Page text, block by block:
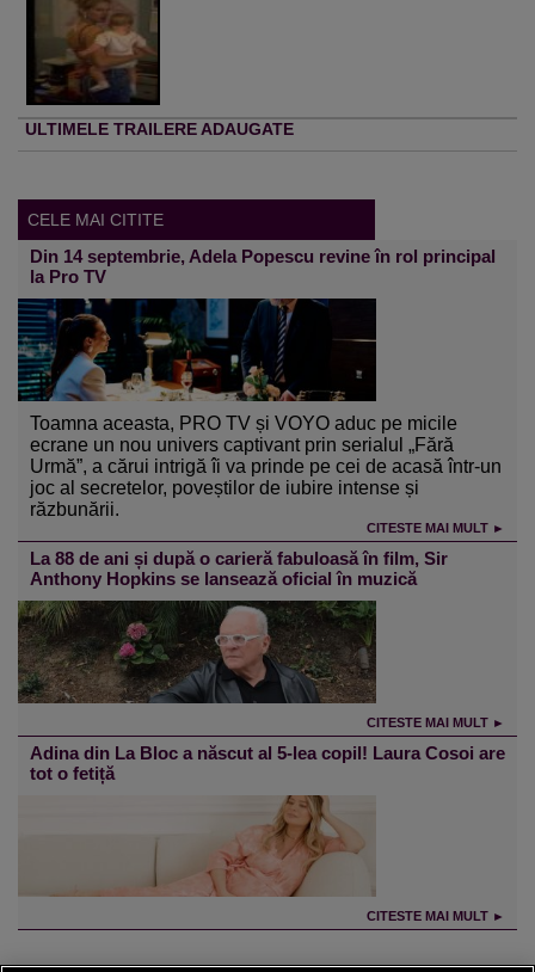
ULTIMELE TRAILERE ADAUGATE
CELE MAI CITITE
Din 14 septembrie, Adela Popescu revine în rol principal
la Pro TV
Toamna aceasta, PRO TV și VOYO aduc pe micile
ecrane un nou univers captivant prin serialul „Fără
Urmă”, a cărui intrigă îi va prinde pe cei de acasă într-un
joc al secretelor, poveștilor de iubire intense și
răzbunării.
CITESTE MAI MULT ►
La 88 de ani și după o carieră fabuloasă în film, Sir
Anthony Hopkins se lansează oficial în muzică
CITESTE MAI MULT ►
Adina din La Bloc a născut al 5-lea copil! Laura Cosoi are
tot o fetiță
CITESTE MAI MULT ►